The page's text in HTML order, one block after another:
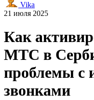
Vika
21 июля 2025
Как
МТС в
проблемы с
звонками